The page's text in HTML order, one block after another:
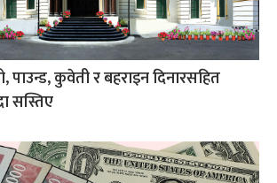
पाउन्ड, कुवेती र बहराइन दिनारसहित
सस्तिए